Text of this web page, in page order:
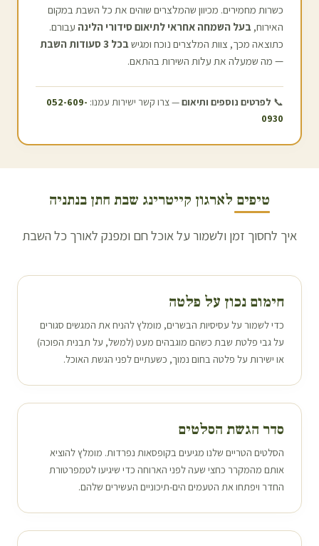
כשרות מחמירים. מכיוון שהמלצרים שוהים את כל השבת במקום
האירוח, בעל השמחה אחראי לתיאום סידורי הלינה עבורם.
כתוצאה מכך, צוות המלצרים נוכח ומגישבכל 3 סעודות השבת
— מה שמעלה את עלות השירות בהתאם.
📞 לפרטים נוספים ותיאום— צרו קשר ישירות עמנו: 052-609-
0930
טיפים לארגון קייטרינג שבת חתן בנתניה
איך לחסוך זמן ולשמור על אוכל חם ומפנק לאורך כל השבת
חימום נכון על פלטה
כדי לשמור על עסיסיות הבשרים, מומלץ להניח את המגשים סגורים
על גבי פלטת שבת כשהם מוגבהים מעט (למשל, על תבנית הפוכה)
או ישירות על פלטה בחום נמוך, כשעתיים לפני הגשת האוכל.
סדר הגשת הסלטים
הסלטים הטריים שלנו מגיעים בקופסאות נפרדות. מומלץ להוציא
אותם מהמקרר כחצי שעה לפני הארוחה כדי שיגיעו לטמפרטורת
החדר ויפתחו את הטעמים הים-תיכוניים העשירים שלהם.